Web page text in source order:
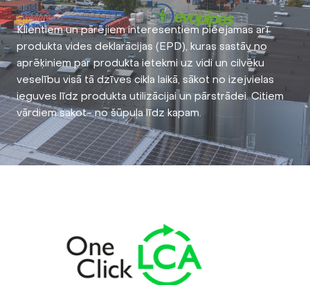
Klientiem un pārējiem interesentiem pieejamas arī
produkta vides deklarācijas (EPD), kuras sastāv no
aprēķiniem par produkta ietekmi uz vidi un cilvēku
veselību visā tā dzīves cikla laikā, sākot no izejvielas
ieguves līdz produkta utilizācijai un pārstrādei. Citiem
vārdiem sakot- no šūpuļa līdz kapam.